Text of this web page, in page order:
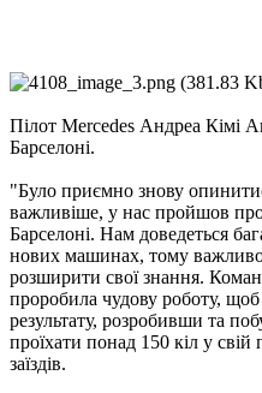
Пілот Mercedes Андреа Кімі
Барселоні.
"Було приємно знову
важливіше, у нас пройшов
Барселоні. Нам доведеться
нових машинах, тому важливо
розширити свої знання.
проробила чудову роботу,
результату, розробивши та
проїхати понад 150 кіл у
заїздів.